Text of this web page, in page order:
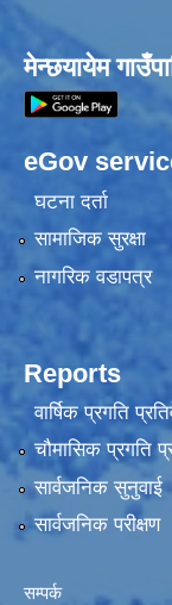
मेन्छयायेम
eGov
घटना दर्ता
सामाजिक सुरक्षा
नागरिक वडापत्र
Reports
वार्षिक प्रगति
चौमासिक प्रगति
सार्वजनिक सुनुवाई
सार्वजनिक परीक्षण
सम्पर्क